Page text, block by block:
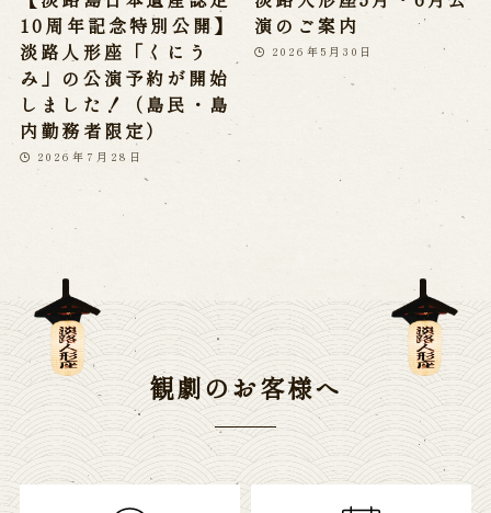
10周年記念特別公開】
淡路人形座「くにう
み」の公演予約が開始
しました！（島民・島
内勤務者限定）
2026年7月28日
演のご案内
2026年5月30日
観劇のお客様へ